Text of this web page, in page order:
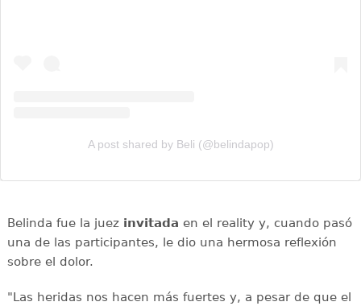
A post shared by Beli (@belindapop)
Belinda fue la juez invitada en el reality y, cuando pasó
una de las participantes, le dio una hermosa reflexión
sobre el dolor.
"Las heridas nos hacen más fuertes y, a pesar de que el